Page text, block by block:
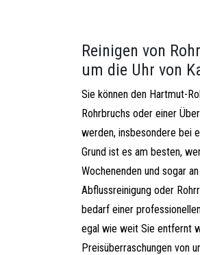
Reinigen von
um die Uhr von
Sie können den Hartmut-
Rohrbruchs oder einer
werden, insbesondere bei
Grund ist es am besten,
Wochenenden und sogar
Abflussreinigung oder
bedarf einer
egal wie weit Sie entfernt
Preisüberraschungen von